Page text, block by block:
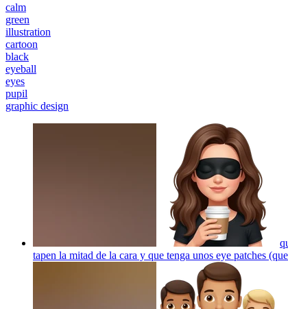
calm
green
illustration
cartoon
black
eyeball
eyes
pupil
graphic design
tapen la mitad de la cara y que tenga unos eye patches